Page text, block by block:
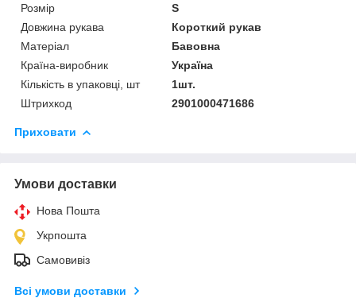
Розмір
S
Довжина рукава
Короткий рукав
Матеріал
Бавовна
Країна-виробник
Україна
Кількість в упаковці, шт
1шт.
Штрихкод
2901000471686
Приховати
Умови доставки
Нова Пошта
Укрпошта
Самовивіз
Всі умови доставки